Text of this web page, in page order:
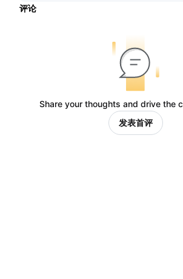
评论
Share your thoughts and drive the
发表首评